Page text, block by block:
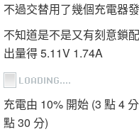
不過交替用了幾個充電器
不知道是不是又有刻意鎖
出量得 5.11V 1.74A
充電由 10% 開始 (3 點 4
點 30 分)